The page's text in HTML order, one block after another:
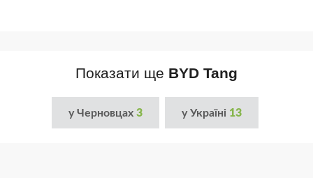
Показати ще BYD Tang
у Черновцах 3 у Україні 13